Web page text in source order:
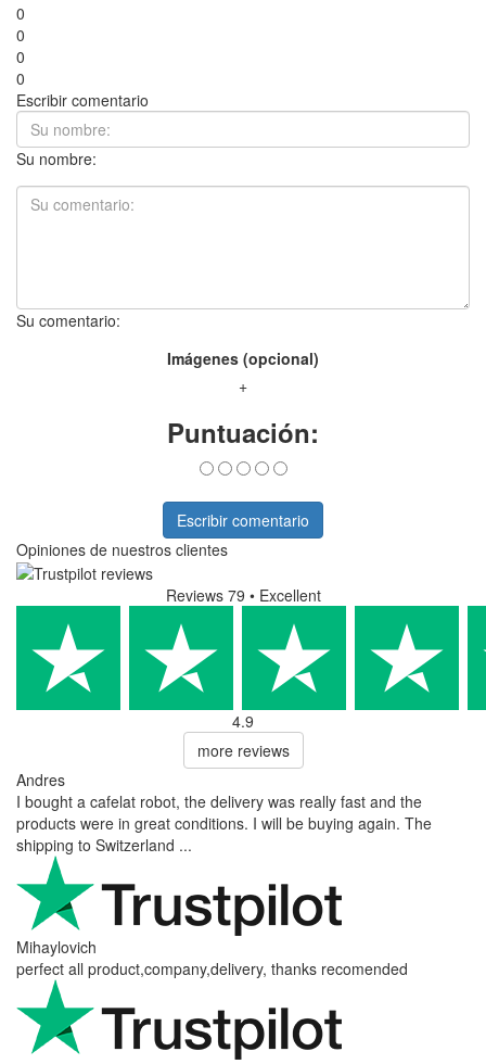
0
0
0
0
Escribir comentario
Su nombre:
Su comentario:
Imágenes (opcional)
+
Puntuación:
Escribir comentario
Opiniones de nuestros clientes
Reviews 79 • Excellent
4.9
more reviews
Andres
I bought a cafelat robot, the delivery was really fast and the
products were in great conditions. I will be buying again. The
shipping to Switzerland ...
Mihaylovich
perfect all product,company,delivery, thanks recomended